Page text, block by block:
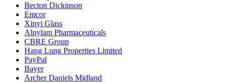
Becton Dickinson
Emcor
Xinyi Glass
Alnylam Pharmaceuticals
CBRE Group
Hang Lung Properties Limited
PayPal
Bayer
Archer Daniels Midland